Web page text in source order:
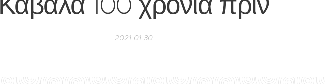
Καβάλα 100 χρόνια πριν
2021-01-30